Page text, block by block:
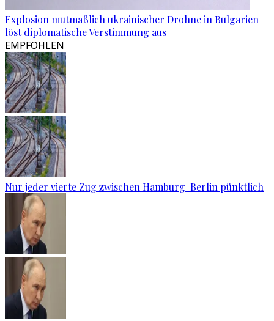
Explosion mutmaßlich ukrainischer Drohne in Bulgarien
löst diplomatische Verstimmung aus
EMPFOHLEN
Nur jeder vierte Zug zwischen Hamburg-Berlin pünktlich